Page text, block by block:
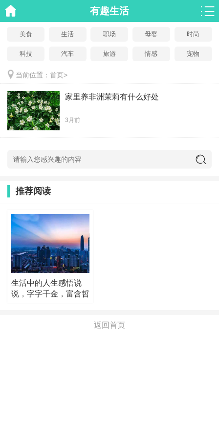
有趣生活
美食 生活 职场 母婴 时尚
科技 汽车 旅游 情感 宠物
当前位置： 首页>
家里养非洲茉莉有什么好处
3月前
推荐阅读
生活中的人生感悟说
说，字字千金，富含哲
返回首页